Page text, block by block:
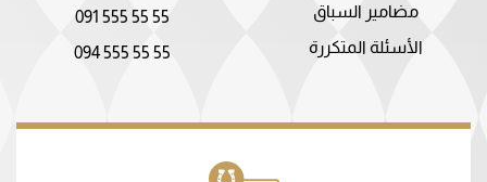
مضامير السباق
الأسئلة المتكررة
091 555 55 55
094 555 55 55